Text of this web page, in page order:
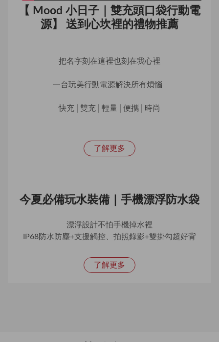
【 Mood 小日子｜雙充頭口袋行動電
源】 送到心坎裡的禮物推薦
把名字刻在這裡也刻在我心裡
一台玩美行動電源解決所有煩惱
快充│雙充│輕量│便攜│時尚
了解更多
今夏必備玩水裝備｜手機漂浮防水袋
漂浮設計不怕手機掉水裡
IP68防水防塵+支援觸控、拍照錄影+雙掛勾超好背
了解更多